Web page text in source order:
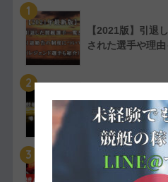
1
【2021版】引退
された選手や理
2
競艇選手で競艇
め！理由も動画
3
【実費で検証】